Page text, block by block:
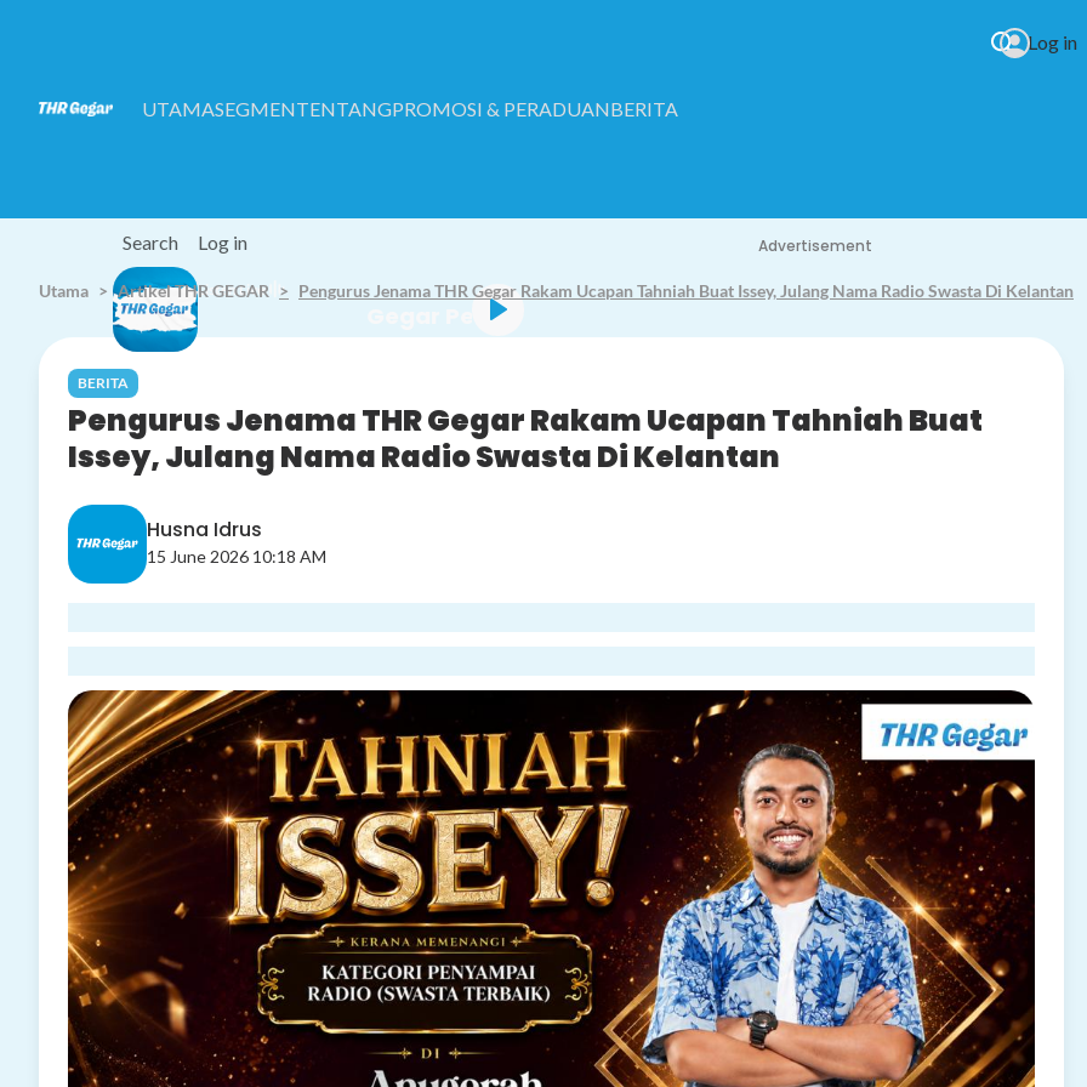
UTAMASEGMENTENTANGPROMOSI & PERADUANBERITA
Search Log in
Listen Live
Gegar Petang
Log in
Advertisement
Utama Artikel THR GEGAR Pengurus Jenama THR Gegar Rakam Ucapan Tahniah Buat Issey, Julang Nama Radio Swasta Di Kelantan
BERITA
Pengurus Jenama THR Gegar Rakam Ucapan Tahniah Buat
Issey, Julang Nama Radio Swasta Di Kelantan
Husna Idrus
15 June 2026 10:18 AM